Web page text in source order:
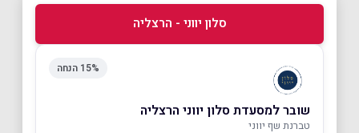
סלון יווני - הרצליה
15% הנחה
שובר למסעדת סלון יווני הרצליה
טברנת שף יווני